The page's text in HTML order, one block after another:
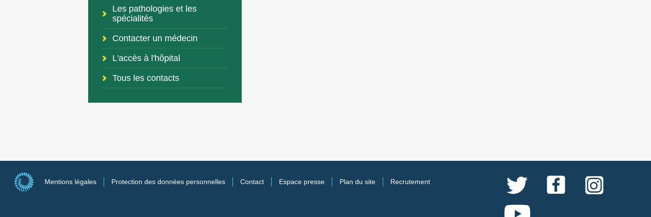
Les pathologies et les
spécialités
Contacter un médecin
L'accès à l'hôpital
Tous les contacts
Mentions légales Protection des données personnelles Contact Espace presse Plan du site Recrutement